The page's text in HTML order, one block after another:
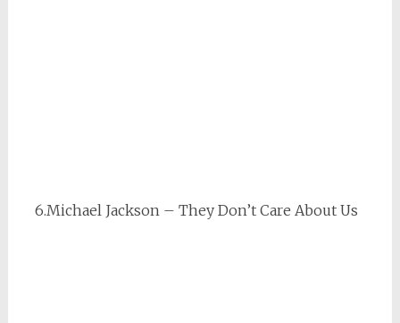
6.Michael Jackson – They Don’t Care About Us